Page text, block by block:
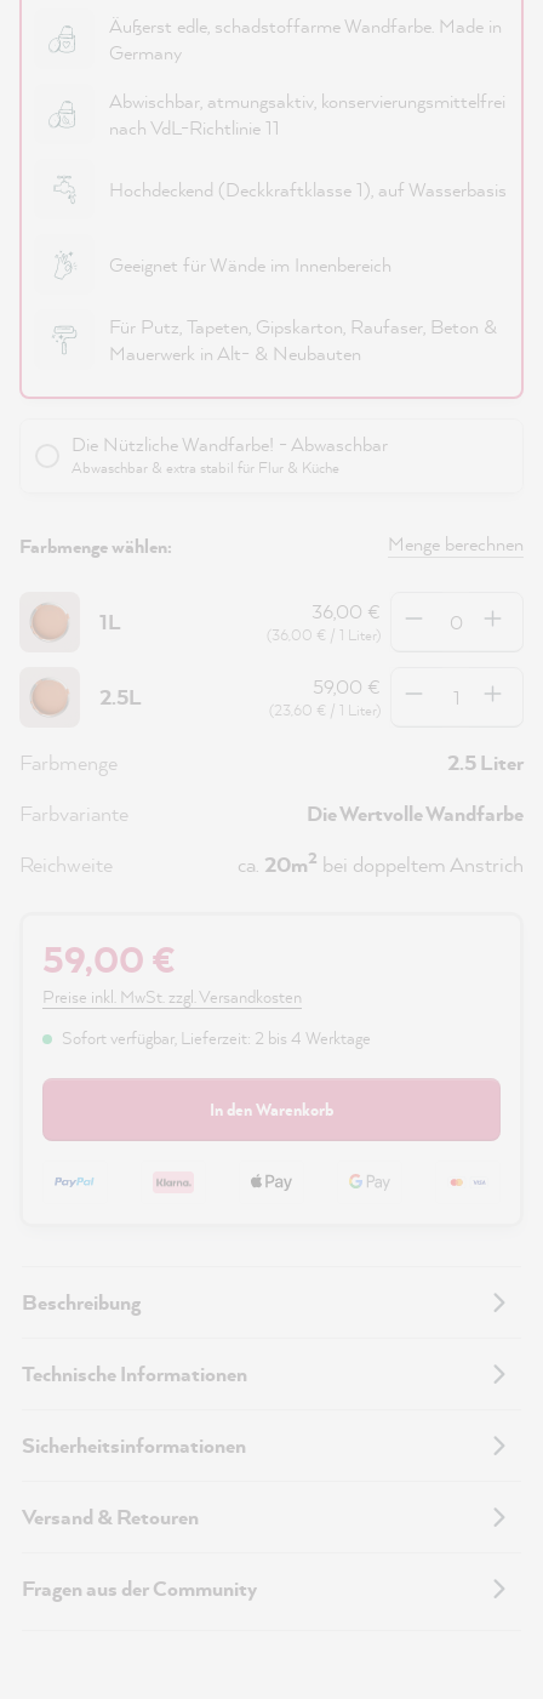
Äußerst edle, schadstoffarme Wandfarbe. Made in
Germany
Abwischbar, atmungsaktiv, konservierungsmittelfrei
nach VdL-Richtlinie 11
Hochdeckend (Deckkraftklasse 1), auf Wasserbasis
Geeignet für Wände im Innenbereich
Für Putz, Tapeten, Gipskarton, Raufaser, Beton &
Mauerwerk in Alt- & Neubauten
Die Nützliche Wandfarbe! - Abwaschbar
Abwaschbar & extra stabil für Flur & Küche
Farbmenge wählen: Menge berechnen
1L 36,00 €
(36,00 € / 1 Liter)
2.5L 59,00 €
(23,60 € / 1 Liter)
Farbmenge
2.5 Liter
Farbvariante
Die Wertvolle Wandfarbe
Reichweite
ca. 20m2 bei doppeltem Anstrich
59,00 €
Preise inkl. MwSt. zzgl. Versandkosten
Sofort verfügbar, Lieferzeit: 2 bis 4 Werktage
In den Warenkorb
Beschreibung
Technische Informationen
Sicherheitsinformationen
Versand & Retouren
Fragen aus der Community